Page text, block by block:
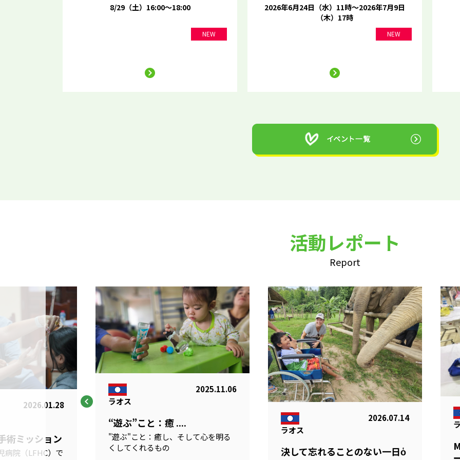
8/29（土）16:00～18:00
NEW
2026年6月24日（水）11時～2026年7月9日
（木）17時
NEW
活動レポート
Report
2026.01.28
術ミッション
病院（LFHC）で
ラオス
2025.11.06
“遊ぶ”こと：癒 ....
"遊ぶ"こと：癒し、そして心を明る
くしてくれるもの
ラオス
2026.07.14
決して忘れることのない一日ὁ